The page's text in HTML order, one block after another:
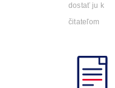
dostať ju k
čitateľom